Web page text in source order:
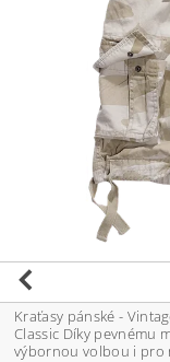
Kraťasy pánské -
Classic Díky pevnému
výbornou volbou i pro